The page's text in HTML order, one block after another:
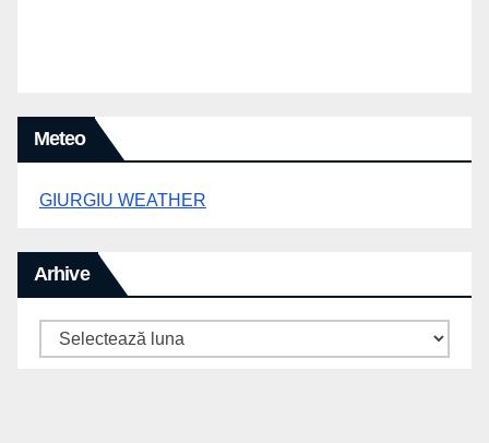
Meteo
GIURGIU WEATHER
Arhive
Arhive